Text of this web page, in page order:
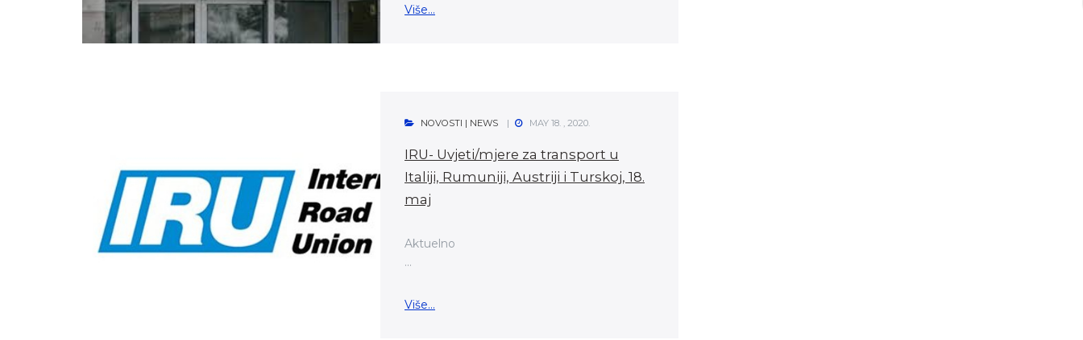
Više...
NOVOSTI | NEWS MAY 18. , 2020.
IRU- Uvjeti/mjere za transport u
Italiji, Rumuniji, Austriji i Turskoj, 18.
maj
Aktuelno
...
Više...